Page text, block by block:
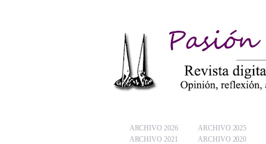
ARCHIVO 2026
ARCHIVO 2025
ARCHIVO 2021
ARCHIVO 2020